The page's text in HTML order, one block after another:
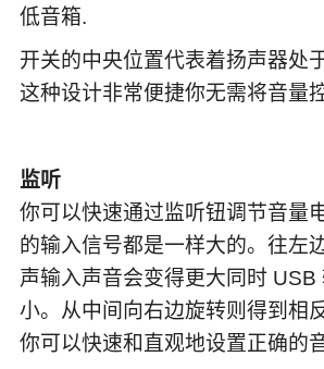
低音箱.
开关的中央位置代表着扬声器处
这种设计非常便捷你无需将音量
监听
你可以快速通过监听钮调节音量
的输入信号都是一样大的。往左
声输入声音会变得更大同时 USB
小。从中间向右边旋转则得到相
你可以快速和直观地设置正确的